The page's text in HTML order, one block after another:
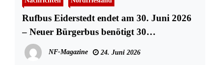
Rufbus Eiderstedt endet am 30. Juni 2026
– Neuer Bürgerbus benötigt 30
ehrenamtliche Fahrer
NF-Magazine 24. Juni 2026